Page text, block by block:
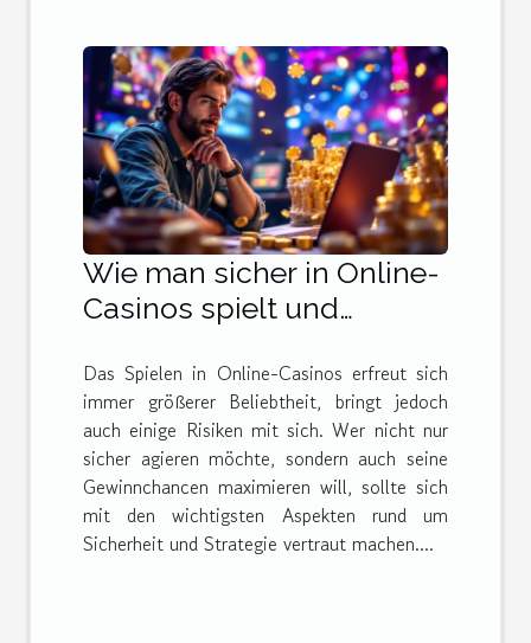
Wie man sicher in Online-
Casinos spielt und
Das Spielen in Online-Casinos erfreut sich
immer größerer Beliebtheit, bringt jedoch
auch einige Risiken mit sich. Wer nicht nur
sicher agieren möchte, sondern auch seine
Gewinnchancen maximieren will, sollte sich
mit den wichtigsten Aspekten rund um
Sicherheit und Strategie vertraut machen....